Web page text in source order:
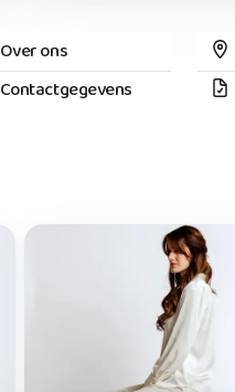
Over ons
Contactgegevens